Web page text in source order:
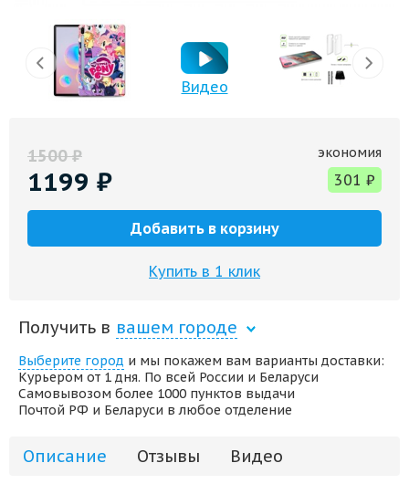
Видео
1500₽
1199 ₽
экономия
301 ₽
Добавить в корзину
Купить в 1 клик
Получить в вашем городе
Выберите город и мы покажем вам варианты доставки:
Курьером от 1 дня. По всей России и Беларуси
Самовывозом более 1000 пунктов выдачи
Почтой РФ и Беларуси в любое отделение
Описание Отзывы Видео